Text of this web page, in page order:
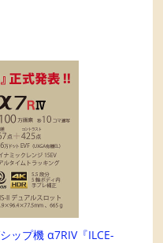
ップ機 α7RIV『ILCE-